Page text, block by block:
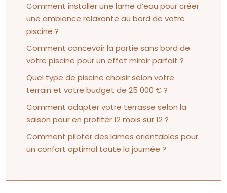
Comment installer une lame d’eau pour créer
une ambiance relaxante au bord de votre
piscine ?
Comment concevoir la partie sans bord de
votre piscine pour un effet miroir parfait ?
Quel type de piscine choisir selon votre
terrain et votre budget de 25 000 € ?
Comment adapter votre terrasse selon la
saison pour en profiter 12 mois sur 12 ?
Comment piloter des lames orientables pour
un confort optimal toute la journée ?